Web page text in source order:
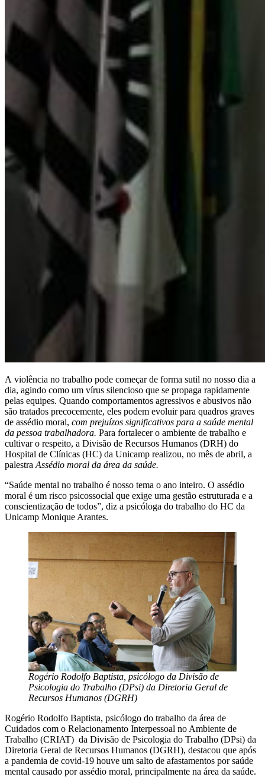
A violência no trabalho pode começar de forma sutil no nosso dia a
dia, agindo como um vírus silencioso que se propaga rapidamente
pelas equipes. Quando comportamentos agressivos e abusivos não
são tratados precocemente, eles podem evoluir para quadros graves
de assédio moral, com prejuízos significativos para a saúde mental
da pessoa trabalhadora. Para fortalecer o ambiente de trabalho e
cultivar o respeito, a Divisão de Recursos Humanos (DRH) do
Hospital de Clínicas (HC) da Unicamp realizou, no mês de abril, a
palestra Assédio moral da área da saúde.
“Saúde mental no trabalho é nosso tema o ano inteiro. O assédio
moral é um risco psicossocial que exige uma gestão estruturada e a
conscientização de todos”, diz a psicóloga do trabalho do HC da
Unicamp Monique Arantes.
Rogério Rodolfo Baptista, psicólogo da Divisão de
Psicologia do Trabalho (DPsi) da Diretoria Geral de
Recursos Humanos (DGRH)
Rogério Rodolfo Baptista, psicólogo do trabalho da área de
Cuidados com o Relacionamento Interpessoal no Ambiente de
Trabalho (CRIAT) da Divisão de Psicologia do Trabalho (DPsi) da
Diretoria Geral de Recursos Humanos (DGRH), destacou que após
a pandemia de covid-19 houve um salto de afastamentos por saúde
mental causado por assédio moral, principalmente na área da saúde.